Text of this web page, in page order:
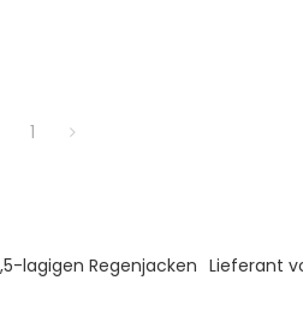
1
lagigen Regenjacken Lieferant